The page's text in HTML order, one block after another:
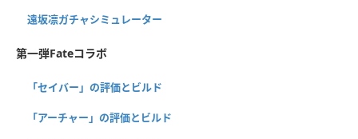
遠坂凛ガチャシミュレーター
第一弾Fateコラボ
「セイバー」の評価とビルド
「アーチャー」の評価とビルド